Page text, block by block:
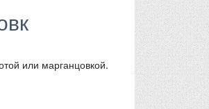
или марганцовкой.